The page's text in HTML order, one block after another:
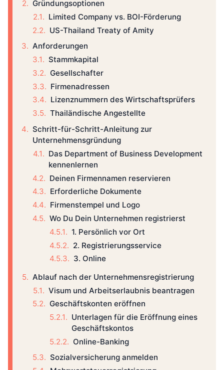
Gründungsoptionen
Limited Company vs. BOI-Förderung
US-Thailand Treaty of Amity
Anforderungen
Stammkapital
Gesellschafter
Firmenadressen
Lizenznummern des Wirtschaftsprüfers
Thailändische Angestellte
Schritt-für-Schritt-Anleitung zur
Unternehmensgründung
Das Department of Business Development
kennenlernen
Deinen Firmennamen reservieren
Erforderliche Dokumente
Firmenstempel und Logo
Wo Du Dein Unternehmen registrierst
1. Persönlich vor Ort
2. Registrierungsservice
3. Online
Ablauf nach der Unternehmensregistrierung
Visum und Arbeitserlaubnis beantragen
Geschäftskonten eröffnen
Unterlagen für die Eröffnung eines
Geschäftskontos
Online-Banking
Sozialversicherung anmelden